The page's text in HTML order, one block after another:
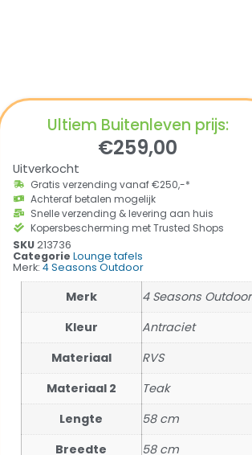
Ultiem Buitenleven prijs:
€259,00
Uitverkocht
Gratis verzending vanaf €250,-*
Achteraf betalen mogelijk
Snelle verzending & levering aan huis
Kopersbescherming met Trusted Shops
SKU213736
Categorie Lounge tafels
Merk: 4 Seasons Outdoor
Merk
4 Seasons Outdoor
Kleur
Antraciet
Materiaal
RVS
Materiaal 2
Teak
Lengte
58 cm
Breedte
58 cm